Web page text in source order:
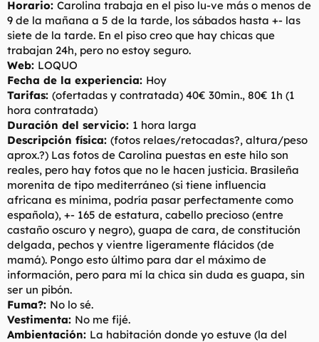
Horario: Carolina trabaja en el piso lu-ve más o menos de
9 de la mañana a 5 de la tarde, los sábados hasta +- las
siete de la tarde. En el piso creo que hay chicas que
trabajan 24h, pero no estoy seguro.
Web: LOQUO
Fecha de la experiencia: Hoy
Tarifas: (ofertadas y contratada) 40€ 30min., 80€ 1h (1
hora contratada)
Duración del servicio: 1 hora larga
Descripción física: (fotos relaes/retocadas?, altura/peso
aprox.?) Las fotos de Carolina puestas en este hilo son
reales, pero hay fotos que no le hacen justicia. Brasileña
morenita de tipo mediterráneo (si tiene influencia
africana es mínima, podría pasar perfectamente como
española), +- 165 de estatura, cabello precioso (entre
castaño oscuro y negro), guapa de cara, de constitución
delgada, pechos y vientre ligeramente flácidos (de
mamá). Pongo esto último para dar el máximo de
información, pero para mí la chica sin duda es guapa, sin
ser un pibón.
Fuma?: No lo sé.
Vestimenta: No me fijé.
Ambientación: La habitación donde yo estuve (la del